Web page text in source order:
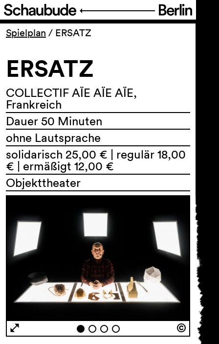
Programm
Ticket
Barrierefreiheit
Über uns
Spielplan / ERSATZ
ERSATZ
COLLECTIF AÏE AÏE AÏE,
Frankreich
Dauer 50 Minuten
ohne Lautsprache
solidarisch 25,00 € | regulär 18,00
€ | ermäßigt 12,00 €
Objekttheater